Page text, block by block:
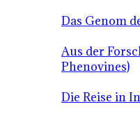
Das Genom
Aus der
Phenovines)
Die Reise in